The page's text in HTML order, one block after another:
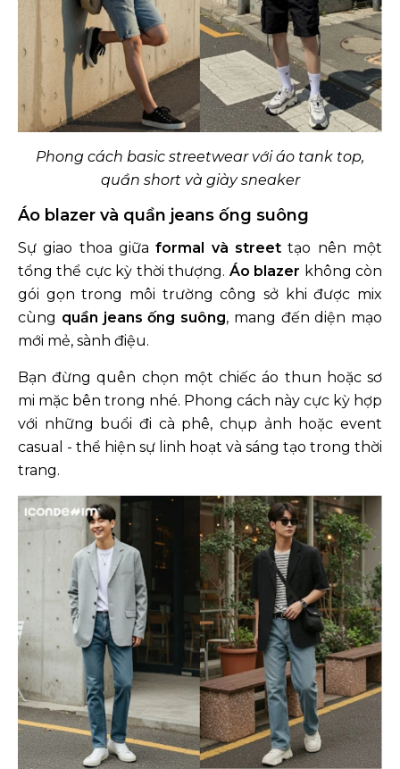
Phong cách basic streetwear với áo tank top,
quần short và giày sneaker
Áo blazer và quần jeans ống suông
Sự giao thoa giữaformal và street tạo nên một
tổng thể cực kỳ thời thượng. Áo blazer không còn
gói gọn trong môi trường công sở khi được mix
cùng quần jeans ống suông, mang đến diện mạo
mới mẻ, sành điệu.
Bạn đừng quên chọn một chiếc áo thun hoặc sơ
mi mặc bên trong nhé. Phong cách này cực kỳ hợp
với những buổi đi cà phê, chụp ảnh hoặc event
casual - thể hiện sự linh hoạt và sáng tạo trong thời
trang.